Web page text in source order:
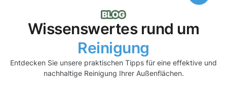
Wissenswertes rund um
Reinigung
Entdecken Sie unsere praktischen Tipps für eine effektive und
nachhaltige Reinigung Ihrer Außenflächen.